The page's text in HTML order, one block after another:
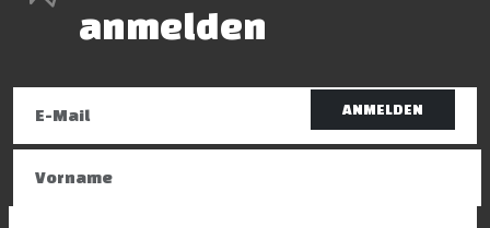
anmelden
ANMELDEN